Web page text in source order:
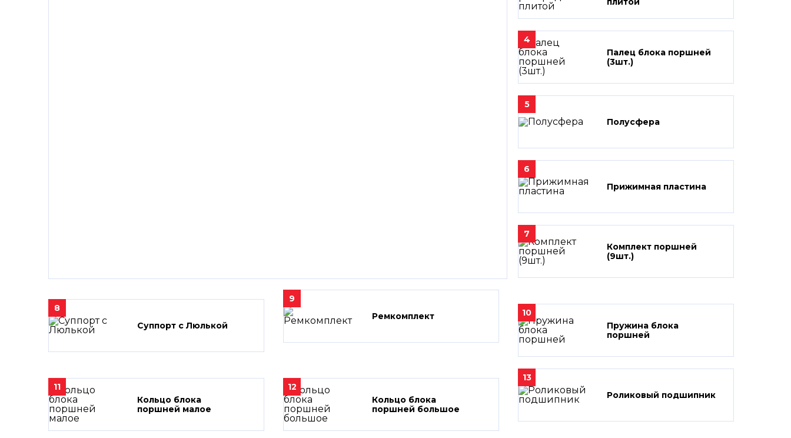
4
Палец блока поршней
(3шт.)
5
Полусфера
6
Прижимная пластина
7
Комплект поршней
(9шт.)
8
Суппорт с Люлькой
9
Ремкомплект
10
Пружина блока
поршней
11
Кольцо блока
поршней малое
12
Кольцо блока
поршней большое
13
Роликовый подшипник